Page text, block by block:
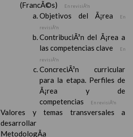
(FrancÃ©s) En revisiÃ³n
Objetivos del Ã¡rea
En
revisiÃ³n
ContribuciÃ³n del Ã¡rea a
las competencias clave
En
revisiÃ³n
ConcreciÃ³n curricular
para la etapa. Perfiles de
Ã¡rea y de
competencias
En revisiÃ³n
Valores y temas transversales a
desarrollar
MetodologÃ­a